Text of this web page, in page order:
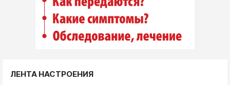
ЛЕНТА НАСТРОЕНИЯ